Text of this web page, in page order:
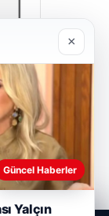
×
Güncel Haberler
Yalçın